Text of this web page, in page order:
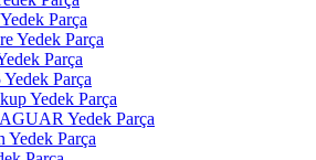
Parça
Yedek Parça
Parça
Parça
Yedek Parça
Yedek Parça
Parça